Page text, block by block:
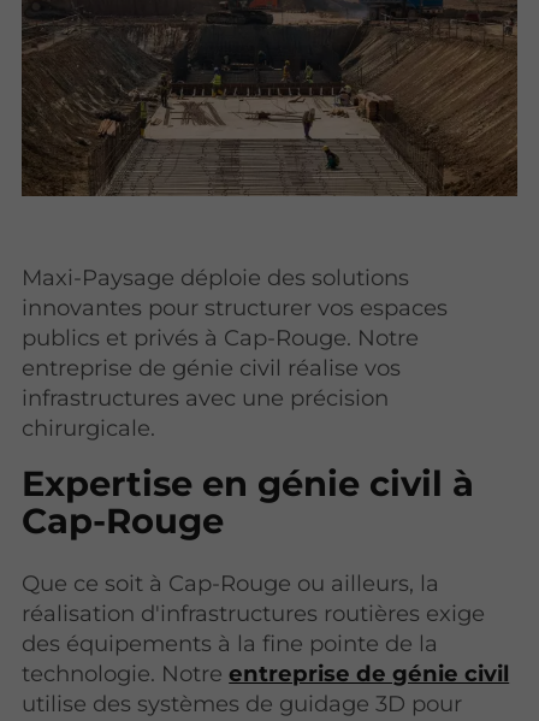
Maxi-Paysage déploie des solutions
innovantes pour structurer vos espaces
publics et privés à Cap-Rouge. Notre
entreprise de génie civil réalise vos
infrastructures avec une précision
chirurgicale.
Expertise en génie civil à
Cap-Rouge
Que ce soit à Cap-Rouge ou ailleurs, la
réalisation d'infrastructures routières exige
des équipements à la fine pointe de la
technologie. Notreentreprise de génie civil
utilise des systèmes de guidage 3D pour